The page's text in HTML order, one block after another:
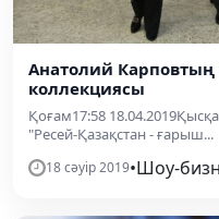
Анатолий
коллекциясы
Қоғам17:58
"Ресей-Қазақстан - ғарыш...
18 сәуір 2019•Шоу-